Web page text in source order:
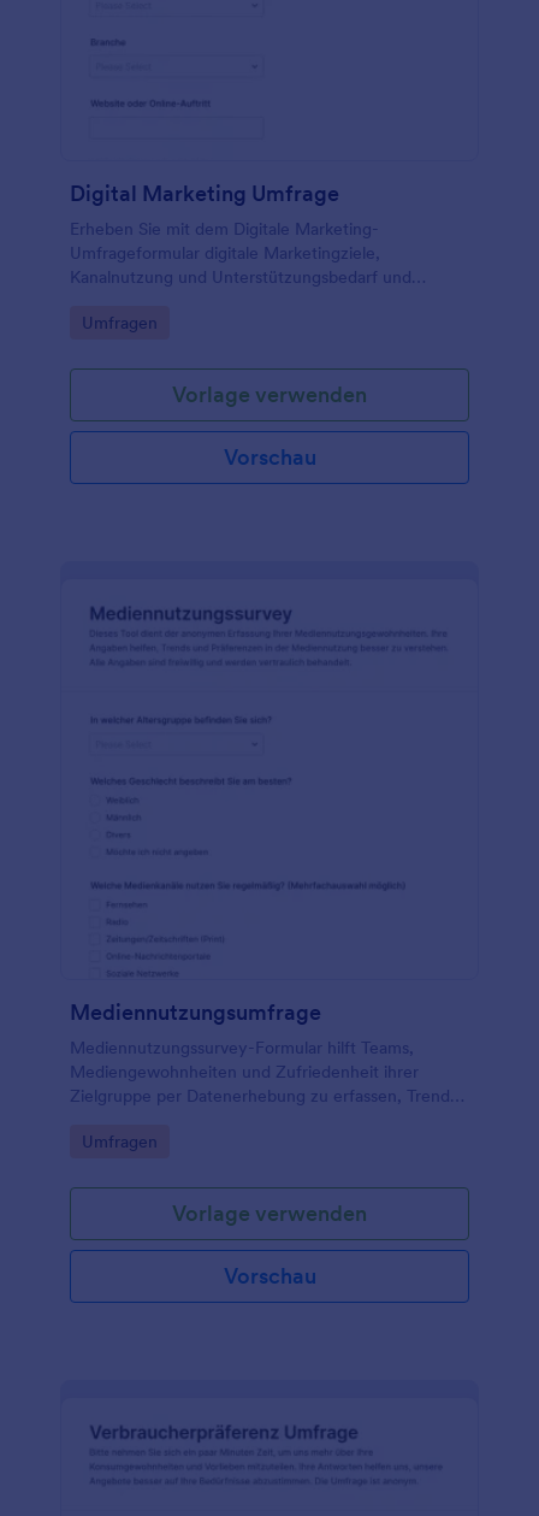
Digital Marketing Umfrage
Erheben Sie mit dem Digitale Marketing-
Umfrageformular digitale Marketingziele,
Kanalnutzung und Unterstützungsbedarf und
Auswertung und Priorisierung für den deutschen
Go to Category:
Umfragen
Vorlage verwenden
Vorschau
Mediennutzungsumfrage
Mediennutzungssurvey-Formular hilft Teams,
Mediengewohnheiten und Zufriedenheit ihrer
Zielgruppe per Datenerhebung zu erfassen, Trends
Kommunikationsmaßnahmen gezielt zu verbessern.
Go to Category:
Umfragen
Vorlage verwenden
Vorschau